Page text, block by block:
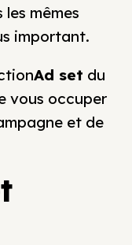
mêmes
important.
Ad set du
vous occuper
et de